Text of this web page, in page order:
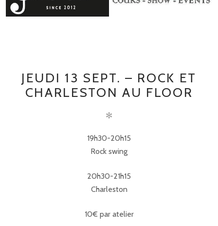
JEUDI 13 SEPT. – ROCK ET
CHARLESTON AU FLOOR
✻
19h30-20h15
Rock swing
20h30-21h15
Charleston
10€ par atelier